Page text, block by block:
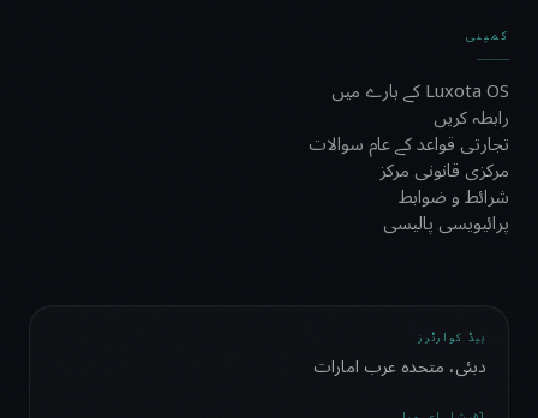
کمپنی
Luxota OS کے بارے میں
رابطہ کریں
تجارتی قواعد کے عام سوالات
مرکزی قانونی مرکز
شرائط و ضوابط
پرائیویسی پالیسی
ہیڈ کوارٹرز
دبئی، متحدہ عرب امارات